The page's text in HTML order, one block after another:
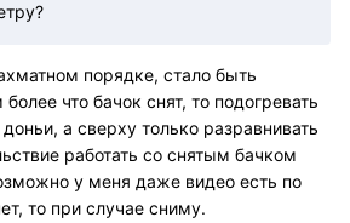
порядке, стало быть
что бачок снят, то подогревать
а сверху только разравнивать
работать со снятым бачком
у меня даже видео есть по
то при случае сниму.